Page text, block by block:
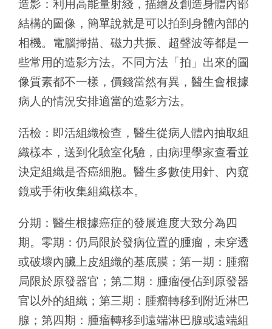
造影：利用高能量射綫，描繪及創造身體內部
結構的圖像，簡單說就是可以拍到身體內部的
相機。電腦掃描、磁力共振、超聲波等都是一
些常用的造影方法。不同方法「拍」出來的圖
像質素都不一樣，價錢當然有異，醫生會根據
病人的情況安排適當的造影方法。
活檢：即活組織檢查，醫生從病人體內抽取組
織樣本，送到化驗室化驗，由病理學家查看並
決定組織是否癌細胞。醫生多數使用針、內窺
鏡或手術收集組織樣本。
分期：醫生根據癌症的發展進度大致分為四
期。零期：仍局限於發病位置的腫瘤，未穿透
或破壞內臟上皮組織的基底膜；第一期：腫瘤
局限於原發器官；第二期：腫瘤侵佔到原發器
官以外的組織；第三期：腫瘤轉移到附近淋巴
腺；第四期：腫瘤轉移到遠端淋巴腺或遠端組